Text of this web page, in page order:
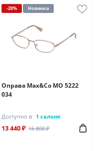
-20% Новинка
Оправа Max&Co MO 5222
034
Доступно в 1 салоне
13 440 ₽ 16 800 ₽